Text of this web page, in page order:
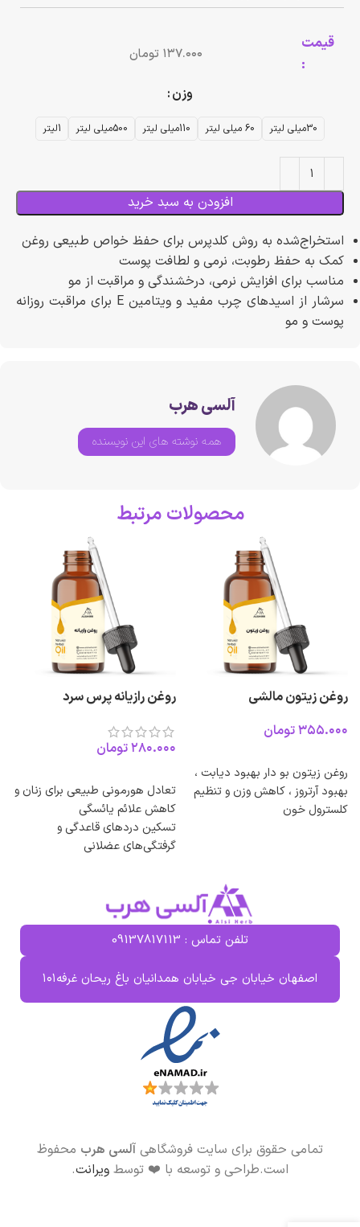
قیمت
:
تومان
وزن
30میلی لیتر 60 میلی لیتر 110میلی لیتر 500میلی لیتر 1لیتر
افزودن به سبد خرید
استخراج‌شده به روش کلدپرس برای حفظ خواص طبیعی روغن
کمک به حفظ رطوبت، نرمی و لطافت پوست
مناسب برای افزایش نرمی، درخشندگی و مراقبت از مو
سرشار از اسیدهای چرب مفید و ویتامین E برای مراقبت روزانه
پوست و مو
آلسی هرب
همه نوشته های این نویسنده
محصولات مرتبط
روغن زیتون مالشی
تومان
روغن زیتون بو دار بهبود دیابت ،
بهبود آرتروز ، کاهش وزن و تنظیم
کلسترول خون
روغن رازیانه پرس سرد
تومان
تعادل هورمونی طبیعی برای زنان و
کاهش علائم یائسگی
تسکین دردهای قاعدگی و
گرفتگی‌های عضلانی
آرام‌بخش و ضداسپاسم برای کاهش
استرس و تنش
ضدالتهاب قوی برای پوست ملتهب
تقویت مو و کاهش ریزش با تغذیه
تلفن تماس : 09137817113
اصفهان خیابان جی خیابان همدانیان باغ ریحان غرفه۱۰۱
تمامی حقوق برای سایت فروشگاهی آلسی هرب محفوظ
است.طراحی و توسعه با ❤️ توسط ویرانت.